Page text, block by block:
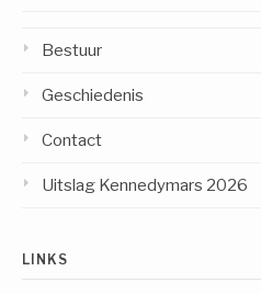
Bestuur
Geschiedenis
Contact
Uitslag Kennedymars 2026
LINKS